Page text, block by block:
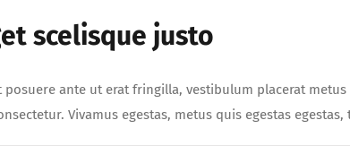
scelisque justo
ante ut erat fringilla, vestibulum placerat
Vivamus egestas, metus quis egestas